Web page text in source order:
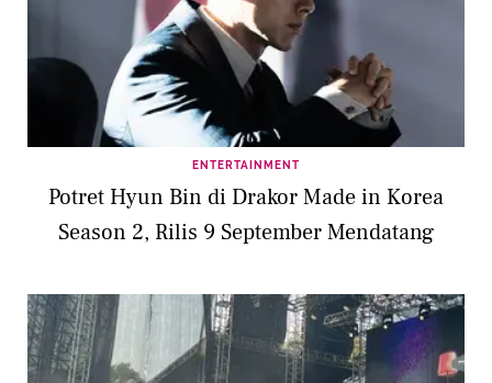
ENTERTAINMENT
Potret Hyun Bin di Drakor Made in Korea
Season 2, Rilis 9 September Mendatang